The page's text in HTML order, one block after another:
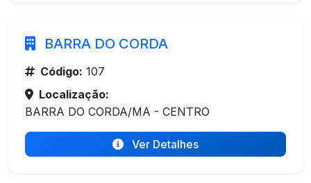
BARRA DO CORDA
Código: 107
Localização:
BARRA DO CORDA/MA - CENTRO
Ver Detalhes